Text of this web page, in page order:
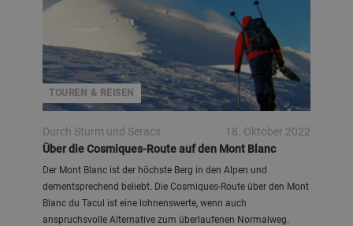
TOUREN & REISEN
Durch Sturm und Seracs
18. Oktober 2022
Über die Cosmiques-Route auf den Mont Blanc
Der Mont Blanc ist der höchste Berg in den Alpen und
dementsprechend beliebt. Die Cosmiques-Route über den Mont
Blanc du Tacul ist eine lohnenswerte, wenn auch
anspruchsvolle Alternative zum überlaufenen Normalweg.